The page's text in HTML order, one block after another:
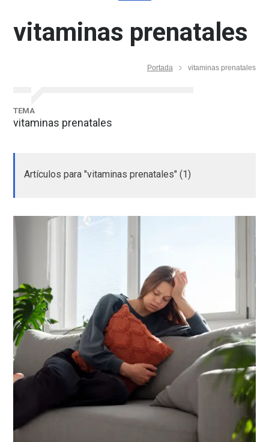
vitaminas prenatales
Portada vitaminas prenatales
TEMA
vitaminas prenatales
Artículos para "vitaminas prenatales" (1)